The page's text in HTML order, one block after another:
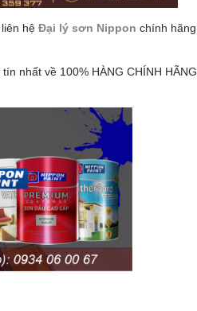
hệ Đại lý sơn Nippon chính hãng
nhất về 100% HÀNG CHÍNH HÃNG,